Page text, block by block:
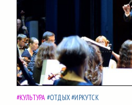
#КУЛЬТУРА #ОТДЫХ#ИРКУТСК